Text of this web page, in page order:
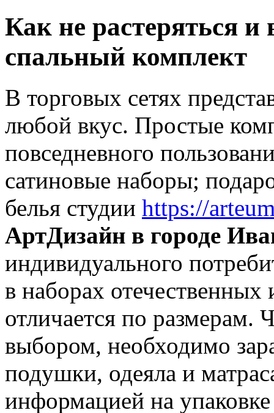
Как не растеряться
спальный комплект
В торговых сетях
любой вкус. Простые
повседневного
сатиновые наборы;
белья студии https://
АртДизайн в городе
индивидуального
в наборах
отличается по
выбором, необходимо
подушки, одеяла и
информацией на